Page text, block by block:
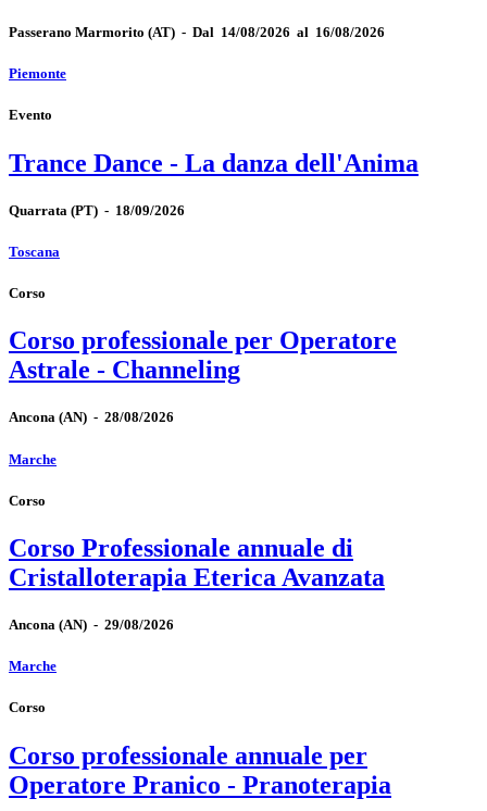
Passerano Marmorito (AT) - Dal 14/08/2026 al 16/08/2026
Piemonte
Evento
Trance Dance - La danza dell'Anima
Quarrata (PT) - 18/09/2026
Toscana
Corso
Corso professionale per Operatore
Astrale - Channeling
Ancona (AN) - 28/08/2026
Marche
Corso
Corso Professionale annuale di
Cristalloterapia Eterica Avanzata
Ancona (AN) - 29/08/2026
Marche
Corso
Corso professionale annuale per
Operatore Pranico - Pranoterapia